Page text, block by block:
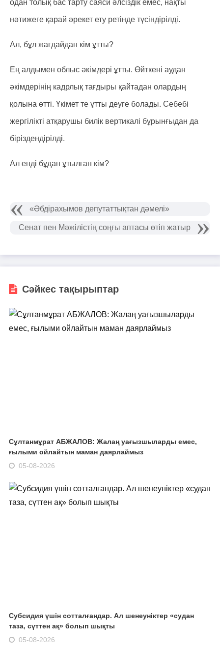
одан толық бас тарту саяси әлсіздік емес, нақты
нәтижеге қарай әрекет ету ретінде түсіндірілді.
Ал, бұл жағдайдан кім ұтты?
Ең алдымен облыс әкімдері ұтты. Өйткені аудан
әкімдерінің кадрлық тағдыры қайтадан олардың
қолына өтті. Үкімет те ұтты деуге болады. Себебі
жергілікті атқарушы билік вертикалі бұрынғыдан да
біріздендірілді.
Ал енді бұдан ұтылған кім?
«Әбдірахымов депутаттықтан дәмелі»
Сенат пен Мәжілістің соңғы аптасы өтіп жатыр
Сәйкес тақырыптар
Сұлтанмұрат АБЖАЛОВ: Жалаң уағызшыларды емес,
ғылыми ойлайтын маман даярлаймыз
05-08-2026
Субсидия үшін сотталғандар. Ал шенеуніктер «судан
таза, сүттен ақ» болып шықты
05-08-2026